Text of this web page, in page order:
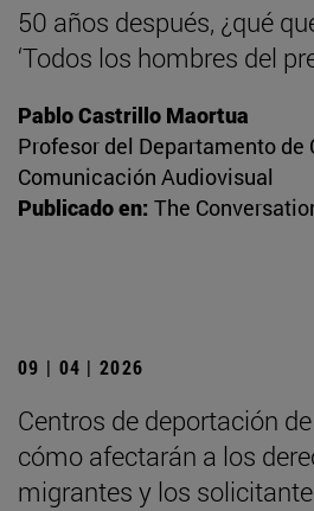
50 años después, ¿qué
‘Todos los hombres del
Pablo Castrillo Maortua
Profesor del Departamento de
Comunicación Audiovisual
Publicado en: The
09 | 04 | 2026
Centros de deportación
cómo afectarán a los
migrantes y los